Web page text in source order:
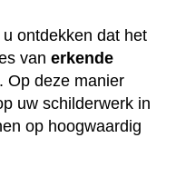
u ontdekken dat het
van erkende
. Op deze manier
uw schilderwerk in
op hoogwaardig